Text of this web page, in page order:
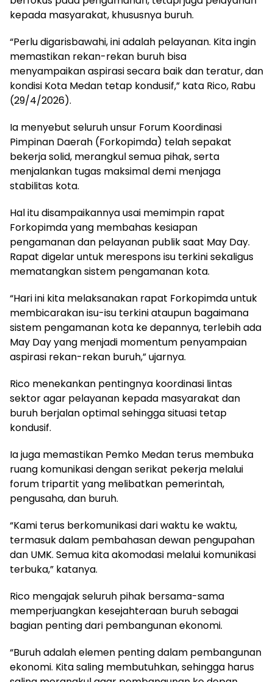
kepada masyarakat, khususnya buruh.
“Perlu digarisbawahi, ini adalah pelayanan. Kita ingin
memastikan rekan-rekan buruh bisa
menyampaikan aspirasi secara baik dan teratur, dan
kondisi Kota Medan tetap kondusif,” kata Rico, Rabu
(29/4/2026).
Ia menyebut seluruh unsur Forum Koordinasi
Pimpinan Daerah (Forkopimda) telah sepakat
bekerja solid, merangkul semua pihak, serta
menjalankan tugas maksimal demi menjaga
stabilitas kota.
Hal itu disampaikannya usai memimpin rapat
Forkopimda yang membahas kesiapan
pengamanan dan pelayanan publik saat May Day.
Rapat digelar untuk merespons isu terkini sekaligus
mematangkan sistem pengamanan kota.
“Hari ini kita melaksanakan rapat Forkopimda untuk
membicarakan isu-isu terkini ataupun bagaimana
sistem pengamanan kota ke depannya, terlebih ada
May Day yang menjadi momentum penyampaian
aspirasi rekan-rekan buruh,” ujarnya.
Rico menekankan pentingnya koordinasi lintas
sektor agar pelayanan kepada masyarakat dan
buruh berjalan optimal sehingga situasi tetap
kondusif.
Ia juga memastikan Pemko Medan terus membuka
ruang komunikasi dengan serikat pekerja melalui
forum tripartit yang melibatkan pemerintah,
pengusaha, dan buruh.
“Kami terus berkomunikasi dari waktu ke waktu,
termasuk dalam pembahasan dewan pengupahan
dan UMK. Semua kita akomodasi melalui komunikasi
terbuka,” katanya.
Rico mengajak seluruh pihak bersama-sama
memperjuangkan kesejahteraan buruh sebagai
bagian penting dari pembangunan ekonomi.
“Buruh adalah elemen penting dalam pembangunan
ekonomi. Kita saling membutuhkan, sehingga harus